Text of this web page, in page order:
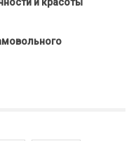
и красоты